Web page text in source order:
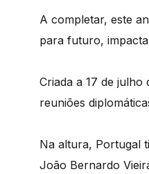
A completar, este
para futuro,
Criada a 17 de
reuniões
Na altura, Portugal
João Bernardo